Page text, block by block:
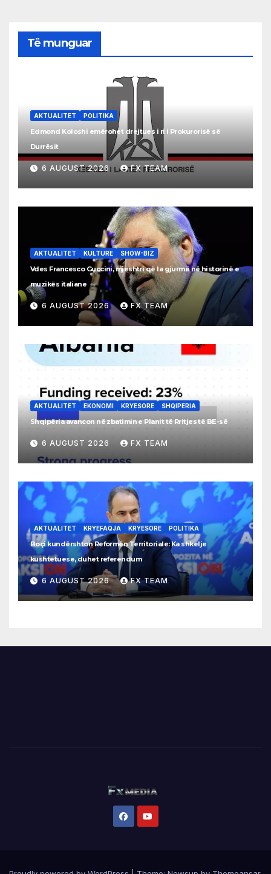
Të munguar
AKTUALITET POLITIKA
Edmond Koloshi emërohet drejtues i ri i Prokurorisë së
Durrësit
6 AUGUST 2026 FX TEAM
AKTUALITET KULTURE SHOW-BIZ
Vdes Francesco Guccini, mjeshtri që la gjurmë në historinë e
muzikës italiane
6 AUGUST 2026 FX TEAM
AKTUALITET EKONOMI KRYESORE SHQIPERIA
Shqipëria avancon në zbatimin e Planit të Rritjes të BE-së
6 AUGUST 2026 FX TEAM
AKTUALITET KRYEFAQJA KRYESORE POLITIKA
Boçi kundërshton Reformën Territoriale: Ka shkelje
kushtetuese, duhet referendum
6 AUGUST 2026 FX TEAM